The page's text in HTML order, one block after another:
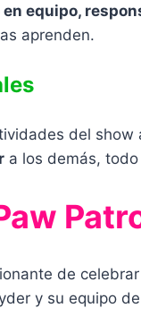
equipo,
aprenden.
del
a los demás,
de
y su equipo